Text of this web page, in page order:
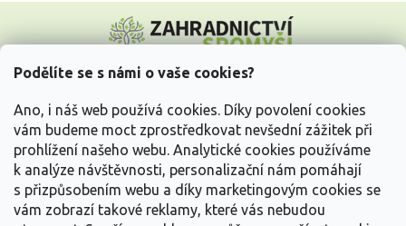
Podělíte se s námi o vaše cookies?
Ano, i náš web používá cookies. Díky povolení cookies
vám budeme moct zprostředkovat nevšední zážitek při
prohlížení našeho webu. Analytické cookies používáme
k analýze návštěvnosti, personalizační nám pomáhají
s přizpůsobením webu a díky marketingovým cookies se
vám zobrazí takové reklamy, které vás nebudou
p
Vše o nákupu
Informace pro Vás
Kontakujte nás